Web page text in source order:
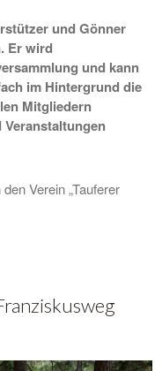
und Gönner
Er wird
und kann
im Hintergrund die
Mitgliedern
Verein „Tauferer